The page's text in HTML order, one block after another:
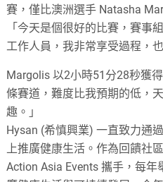
賽，僅比澳洲選手 Natasha
「今天是個很好的比賽，賽事
工作人員，我非常享受過程，
Margolis 以2小時51分28秒獲
條賽道，難度比我預期的低，
趣。」
Hysan (希慎興業) 一直致力通
上推廣健康生活。作為回饋社
Action Asia Events 攜手，每